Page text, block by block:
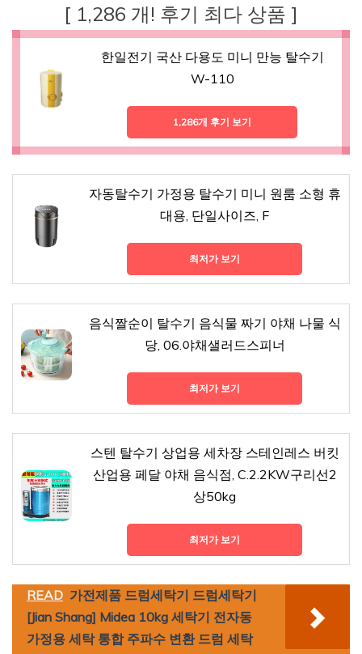
[ 1,286 개! 후기 최다 상품 ]
한일전기 국산 다용도 미니 만능 탈수기
W-110
1,286개 후기 보기
자동탈수기 가정용 탈수기 미니 원룸 소형 휴
대용, 단일사이즈, F
최저가 보기
음식짤순이 탈수기 음식물 짜기 야채 나물 식
당, 06.야채샐러드스피너
최저가 보기
스텐 탈수기 상업용 세차장 스테인레스 버킷
산업용 페달 야채 음식점, C.2.2KW구리선2
상50kg
최저가 보기
READ 가전제품 드럼세탁기 드럼세탁기
[Jian Shang] Midea 10kg 세탁기 전자동
가정용 세탁 통합 주파수 변환 드럼 세탁